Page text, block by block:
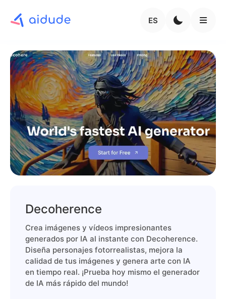
ES
Decoherence
Crea imágenes y vídeos impresionantes
generados por IA al instante con Decoherence.
Diseña personajes fotorrealistas, mejora la
calidad de tus imágenes y genera arte con IA
en tiempo real. ¡Prueba hoy mismo el generador
de IA más rápido del mundo!